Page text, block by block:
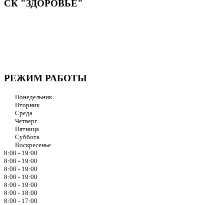
СК "ЗДОРОВЬЕ"
РЕЖИМ РАБОТЫ
Понедельник
Вторник
Среда
Четверг
Пятница
Суббота
Воскресенье
8:00 - 19:00
8:00 - 19:00
8:00 - 19:00
8:00 - 19:00
8:00 - 19:00
8:00 - 18:00
8:00 - 17:00